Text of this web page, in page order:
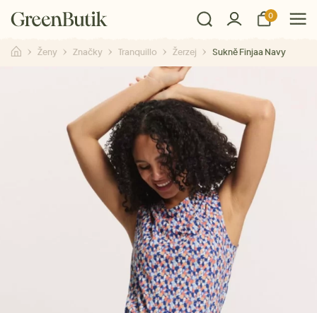
0
Ženy Značky Tranquillo Žerzej Sukně Finjaa Navy